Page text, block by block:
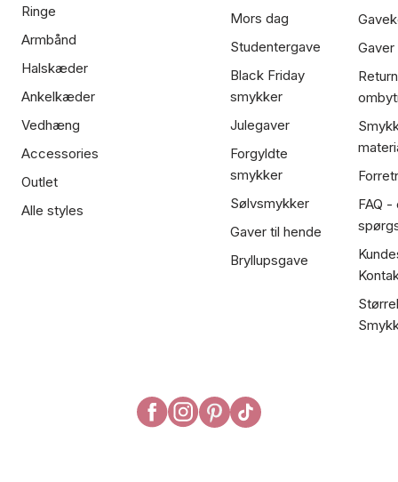
Ringe
Armbånd
Halskæder
Ankelkæder
Vedhæng
Accessories
Outlet
Alle styles
Mors dag
Studentergave
Black Friday
smykker
Julegaver
Forgyldte
smykker
Sølvsmykker
Gaver til hende
Bryllupsgave
FAQ